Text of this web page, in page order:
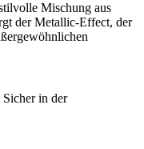
Mischung aus
der Metallic-Effect, der
Sicher in der